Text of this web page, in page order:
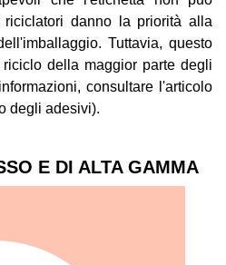
danno la priorità alla
Tuttavia, questo
della maggior parte degli
consultare l'articolo
degli adesivi).
E DI ALTA GAMMA